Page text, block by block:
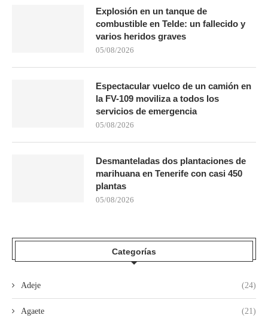
Explosión en un tanque de
combustible en Telde: un fallecido y
varios heridos graves
05/08/2026
Espectacular vuelco de un camión en
la FV-109 moviliza a todos los
servicios de emergencia
05/08/2026
Desmanteladas dos plantaciones de
marihuana en Tenerife con casi 450
plantas
05/08/2026
Categorías
Adeje (24)
Agaete (21)